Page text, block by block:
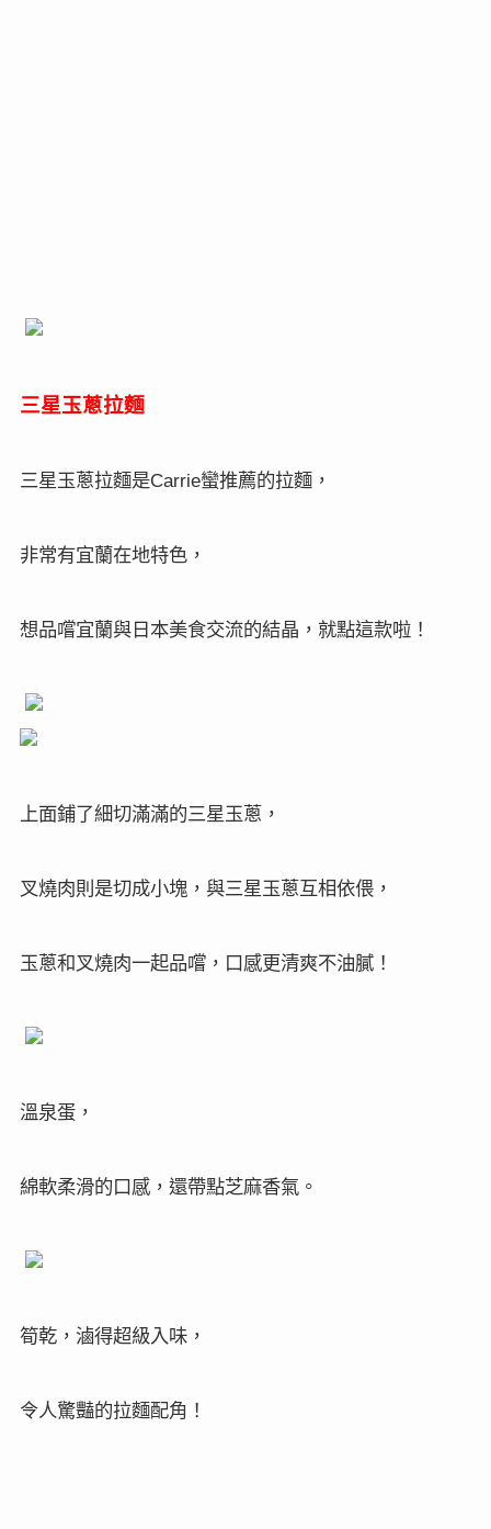
三星玉蔥拉麵
三星玉蔥拉麵是Carrie蠻推薦的拉麵，
非常有宜蘭在地特色，
想品嚐宜蘭與日本美食交流的結晶，就點這款啦！
上面鋪了細切滿滿的三星玉蔥，
叉燒肉則是切成小塊，與三星玉蔥互相依偎，
玉蔥和叉燒肉一起品嚐，口感更清爽不油膩！
溫泉蛋，
綿軟柔滑的口感，還帶點芝麻香氣。
筍乾，滷得超級入味，
令人驚豔的拉麵配角！